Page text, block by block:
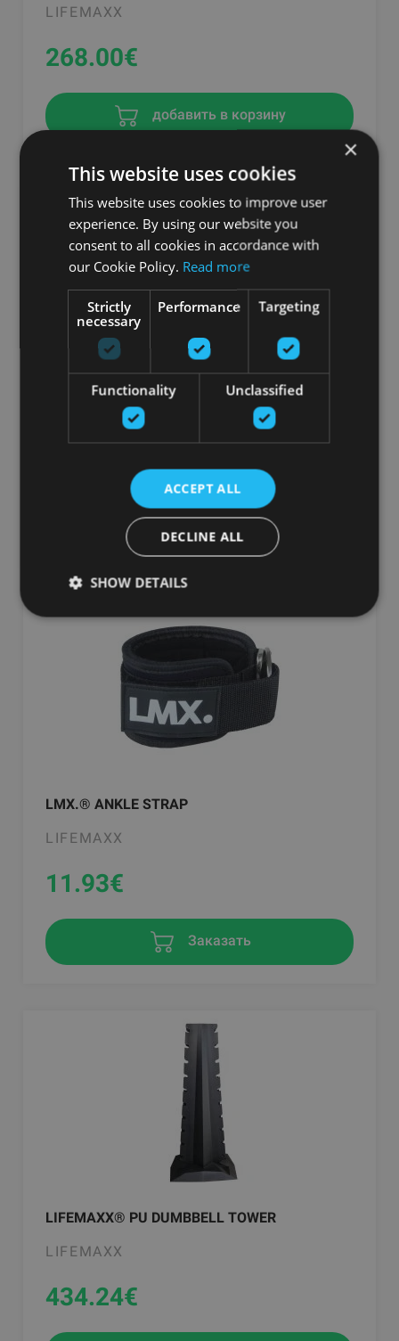
LIFEMAXX
268.00€
добавить в корзину
LMX. BOOTY BAND (ORANGE)
LIFEMAXX
добавить в корзину
LMX.® ANKLE STRAP
LIFEMAXX
11.93€
Заказать
LIFEMAXX® PU DUMBBELL TOWER
LIFEMAXX
434.24€
×
This website uses cookies
This website uses cookies to improve user
experience. By using our website you
consent to all cookies in accordance with
our Cookie Policy. Read more
Strictly
necessary
Performance Targeting
Functionality Unclassified
ACCEPT ALL
DECLINE ALL
SHOW DETAILS